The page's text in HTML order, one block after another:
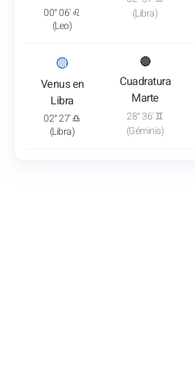
00° 06' ♌
(Leo)
(Libra)
🟡
Venus en
Libra
: Ver el análisis del tránsito
02° 27' ♎
(Libra)
🔴
Cuadratura
Marte
28° 36' ♊
(Géminis)